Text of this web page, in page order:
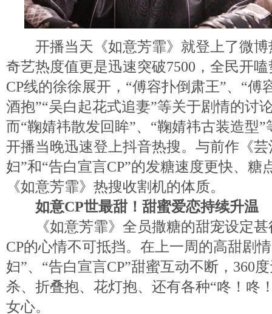
开播当天《如意芳霏》就登上了微博
奇艺热度值更是迅速突破7500，全民开
CP线的徐徐展开，“傅容扑倒肃王”、“傅
酒抱”“吴白起花式追妻”等关于剧情的讨
而“鞠婧祎散发回眸”、“鞠婧祎古装造型
开播当晚迅速登上抖音热搜。与前作《
妇”和“告白宣言CP”的发糖速度更快、糖
《如意芳霏》热搜收割机的体质。
如意CP世最甜！甜蜜爱恋持续升温
《如意芳霏》全员撒糖的甜宠设定甚
CP的心情不可抵挡。在上一周的高甜剧
妇”、“告白宣言CP”甜蜜互动不断，360
杀、折叠抱、花灯抱、还有各种“咚！咚
女心。